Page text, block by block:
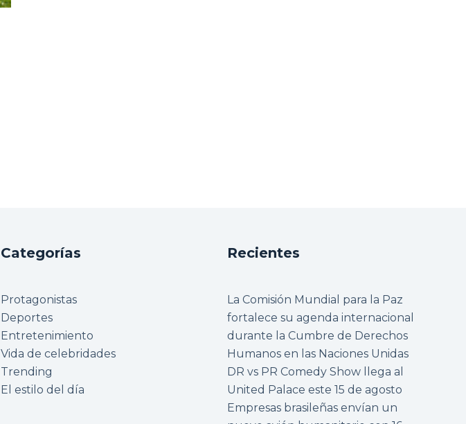
Categorías
Protagonistas
Deportes
Entretenimiento
Vida de celebridades
Trending
El estilo del día
Recientes
La Comisión Mundial para la Paz
fortalece su agenda internacional
durante la Cumbre de Derechos
Humanos en las Naciones Unidas
DR vs PR Comedy Show llega al
United Palace este 15 de agosto
Empresas brasileñas envían un